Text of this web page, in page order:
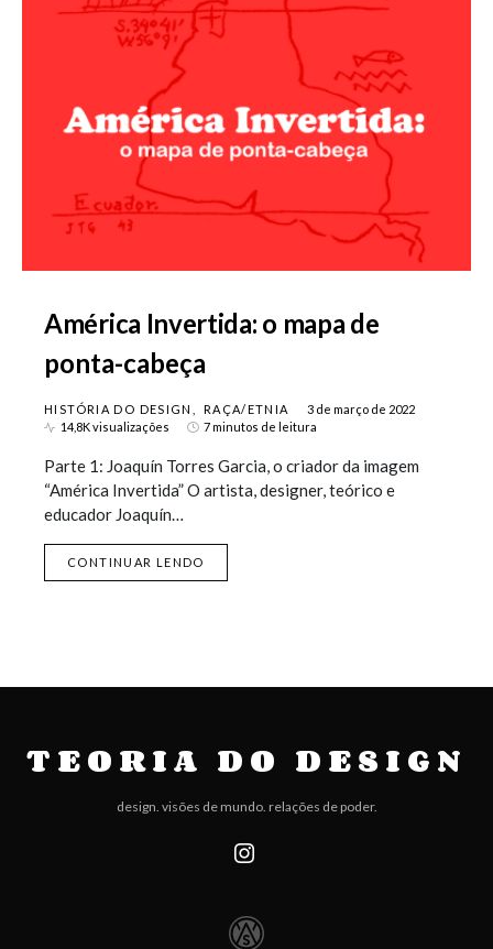
América Invertida: o mapa de
ponta-cabeça
HISTÓRIA DO DESIGN RAÇA/ETNIA
3 de março de 2022
14,8K visualizações
7 minutos de leitura
Parte 1: Joaquín Torres Garcia, o criador da imagem
“América Invertida” O artista, designer, teórico e
educador Joaquín…
CONTINUAR LENDO
TEORIA DO DESIGN
design. visões de mundo. relações de poder.